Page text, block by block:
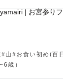
ることもできる
す✨
イムカプセルの
山#お食い初め(百
歳）